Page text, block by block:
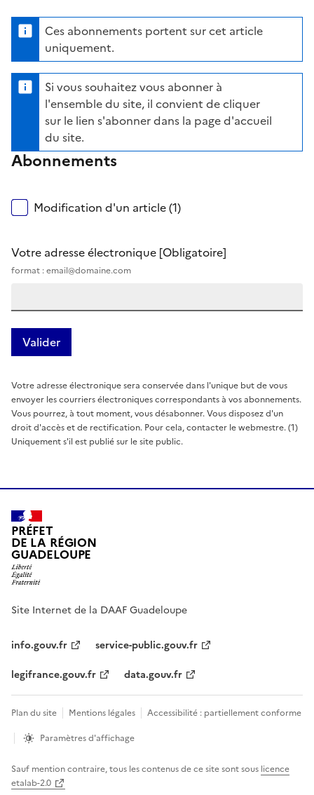
Ces abonnements portent sur cet article
uniquement.
Si vous souhaitez vous abonner à
l'ensemble du site, il convient de cliquer
sur le lien s'abonner dans la page d'accueil
du site.
Abonnements
Modification d'un article (1)
Votre adresse électronique [Obligatoire]
format : email@domaine.com
Votre adresse électronique sera conservée dans l'unique but de vous
envoyer les courriers électroniques correspondants à vos abonnements.
Vous pourrez, à tout moment, vous désabonner. Vous disposez d'un
droit d'accès et de rectification. Pour cela, contacter le webmestre. (1)
Uniquement s'il est publié sur le site public.
PRÉFET
DE LA RÉGION
GUADELOUPE
Site Internet de la DAAF Guadeloupe
info.gouv.fr
service-public.gouv.fr
legifrance.gouv.fr
data.gouv.fr
Plan du site Mentions légales
Accessibilité : partiellement conforme
Paramètres d'affichage
Sauf mention contraire, tous les contenus de ce site sont sous licence
etalab-2.0